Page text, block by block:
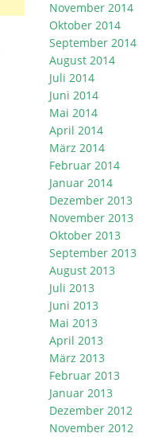
November 2014
Oktober 2014
September 2014
August 2014
Juli 2014
Juni 2014
Mai 2014
April 2014
März 2014
Februar 2014
Januar 2014
Dezember 2013
November 2013
Oktober 2013
September 2013
August 2013
Juli 2013
Juni 2013
Mai 2013
April 2013
März 2013
Februar 2013
Januar 2013
Dezember 2012
November 2012